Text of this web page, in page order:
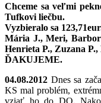
Chceme sa veľmi
Tufkovi liečbu.
Vyzbieralo sa
Mária J., Meri,
Henrieta P., Zuzana
ĎAKUJEME.
04.08.2012 Dnes sa
KS mal problém,
vziať ho do DO.